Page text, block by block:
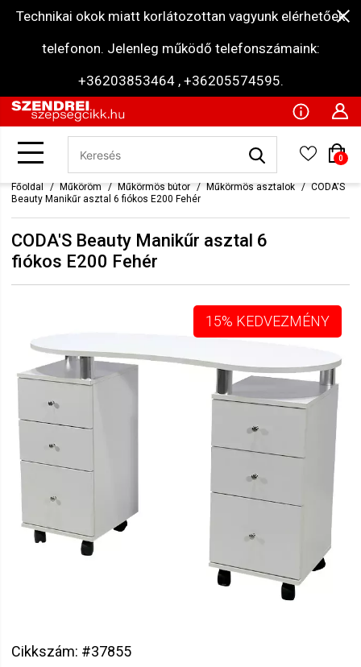
Technikai okok miatt korlátozottan vagyunk elérhetőek
telefonon. Jelenleg működő telefonszámaink:
+36203853464 , +36205574595.
0
Főoldal Műköröm Műkörmös bútor Műkörmös asztalok
CODA'S
Beauty Manikűr asztal 6 fiókos E200 Fehér
CODA'S Beauty Manikűr asztal 6
fiókos E200 Fehér
15% KEDVEZMÉNY
Cikkszám: #37855